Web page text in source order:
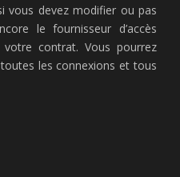
vous devez modifier ou pas
le fournisseur d’accès
contrat. Vous pourrez
les connexions et tous